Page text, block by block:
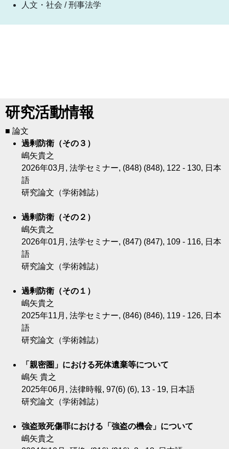
人文・社会 / 刑事法学
研究活動情報
■ 論文
過剰防衛（その３）
嶋矢貴之
2026年03月, 法学セミナー, (848) (848), 122 - 130, 日本
語
研究論文（学術雑誌）
過剰防衛（その２）
嶋矢貴之
2026年01月, 法学セミナー, (847) (847), 109 - 116, 日本
語
研究論文（学術雑誌）
過剰防衛（その１）
嶋矢貴之
2025年11月, 法学セミナー, (846) (846), 119 - 126, 日本
語
研究論文（学術雑誌）
「親密圏」における死体遺棄等について
嶋矢 貴之
2025年06月, 法律時報, 97(6) (6), 13 - 19, 日本語
研究論文（学術雑誌）
強盗致死傷罪における「強盗の機会」について
嶋矢貴之